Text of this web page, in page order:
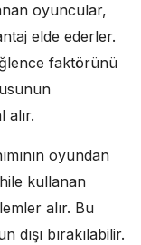
oyuncular,
elde ederler.
faktörünü
alır.
oyundan
kullanan
alır. Bu
bırakılabilir.